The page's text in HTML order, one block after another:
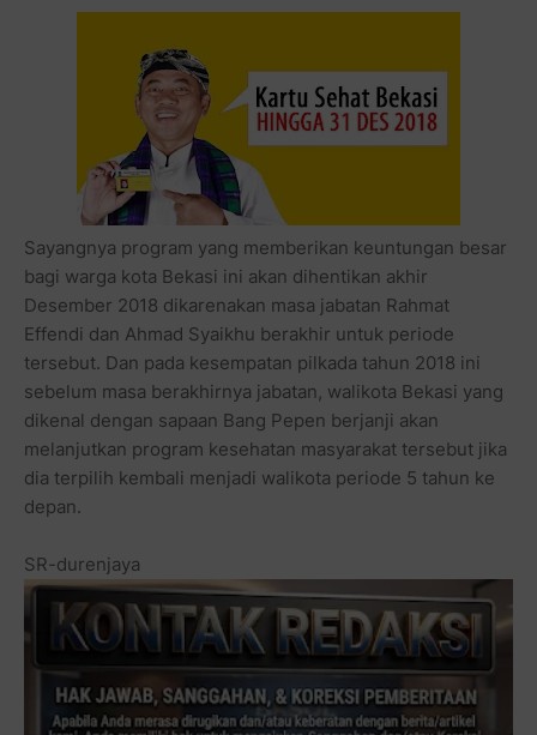
Sayangnya program yang memberikan keuntungan besar
bagi warga kota Bekasi ini akan dihentikan akhir
Desember 2018 dikarenakan masa jabatan Rahmat
Effendi dan Ahmad Syaikhu berakhir untuk periode
tersebut. Dan pada kesempatan pilkada tahun 2018 ini
sebelum masa berakhirnya jabatan, walikota Bekasi yang
dikenal dengan sapaan Bang Pepen berjanji akan
melanjutkan program kesehatan masyarakat tersebut jika
dia terpilih kembali menjadi walikota periode 5 tahun ke
depan.
SR-durenjaya